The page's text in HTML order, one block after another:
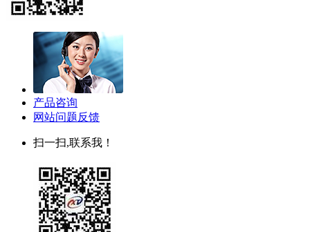
产品咨询
网站问题反馈
扫一扫,联系我！